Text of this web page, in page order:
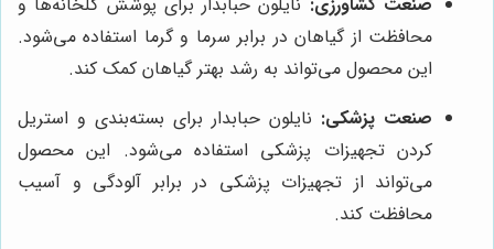
محافظت از گیاهان در برابر سرما و گرما استفاده می‌شود.
این محصول می‌تواند به رشد بهتر گیاهان کمک کند.
صنعت پزشکی: نایلون حبابدار برای بسته‌بندی و استریل
کردن تجهیزات پزشکی استفاده می‌شود. این محصول
می‌تواند از تجهیزات پزشکی در برابر آلودگی و آسیب
محافظت کند.